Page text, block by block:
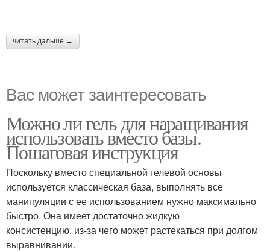
читать дальше →
Вас может заинтересовать
Можно ли гель для наращивания
использовать вместо базы.
Пошаговая инструкция
Поскольку вместо специальной гелевой основы
используется классическая база, выполнять все
манипуляции с ее использованием нужно максимально
быстро. Она имеет достаточно жидкую
консистенцию, из-за чего может растекаться при долгом
выравнивании.